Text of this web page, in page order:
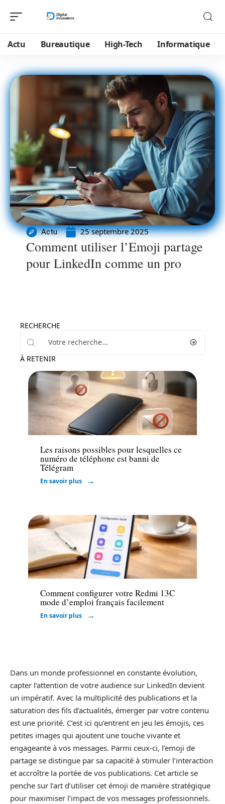
Actu Bureautique High-Tech Informatique
Actu 25 septembre 2025
Comment utiliser l’Emoji partage
pour LinkedIn comme un pro
RECHERCHE
À RETENIR
Sécurité
Les raisons possibles pour lesquelles ce
numéro de téléphone est banni de
Télégram
En savoir plus
High-Tech
Comment configurer votre Redmi 13C
mode d’emploi français facilement
En savoir plus
Dans un monde professionnel en constante évolution,
capter l’attention de votre audience sur LinkedIn devient
un impératif. Avec la multiplicité des publications et la
saturation des fils d’actualités, émerger par votre contenu
est une priorité. C’est ici qu’entrent en jeu les émojis, ces
petites images qui ajoutent une touche vivante et
engageante à vos messages. Parmi ceux-ci, l’emoji de
partage se distingue par sa capacité à stimuler l’interaction
et accroître la portée de vos publications. Cet article se
penche sur l’art d’utiliser cet émoji de manière stratégique
pour maximiser l’impact de vos messages professionnels.